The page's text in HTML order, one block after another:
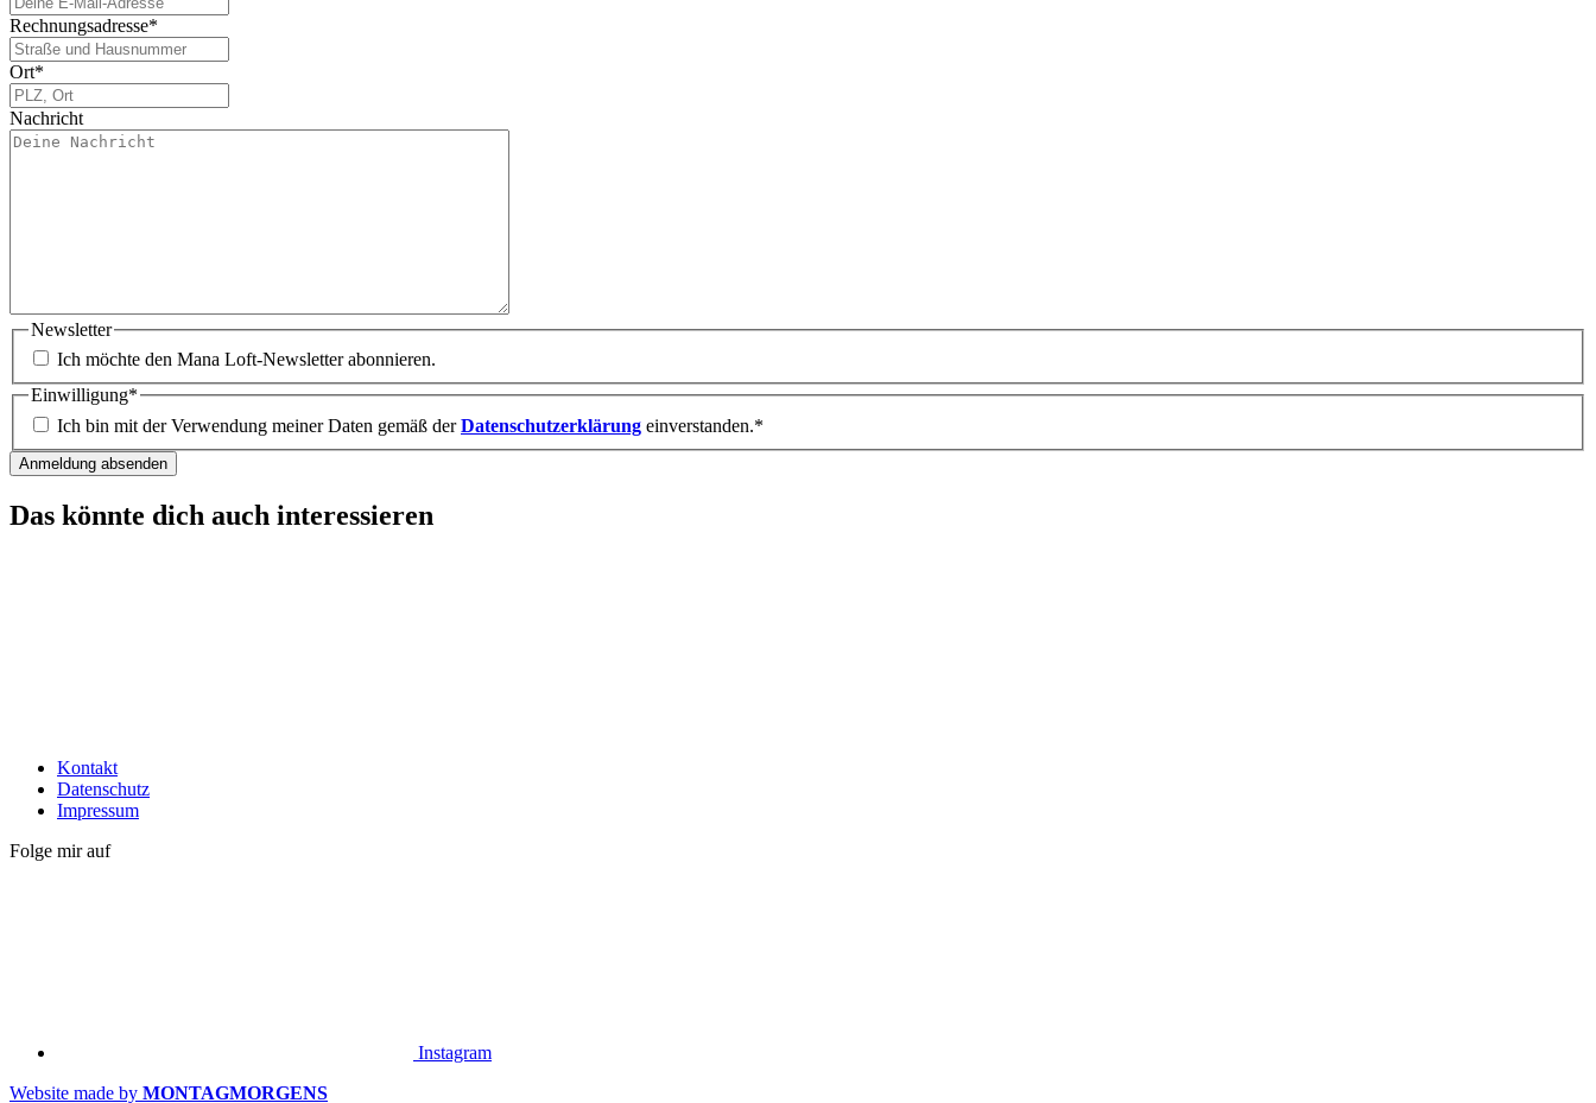
Rechnungsadresse*
Ort*
Nachricht
Newsletter
Ich möchte den Mana Loft-Newsletter abonnieren.
Einwilligung*
Ich bin mit der Verwendung meiner Daten gemäß derDatenschutzerklärung einverstanden.*
Anmeldung absenden
Das könnte dich auch interessieren
Kontakt
Datenschutz
Impressum
Folge mir auf
Instagram
Website made by MONTAGMORGENS